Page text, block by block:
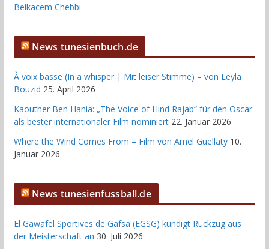
Belkacem Chebbi
News tunesienbuch.de
À voix basse (In a whisper | Mit leiser Stimme) – von Leyla
Bouzid 25. April 2026
Kaouther Ben Hania: „The Voice of Hind Rajab“ für den Oscar
als bester internationaler Film nominiert 22. Januar 2026
Where the Wind Comes From – Film von Amel Guellaty 10.
Januar 2026
News tunesienfussball.de
El Gawafel Sportives de Gafsa (EGSG) kündigt Rückzug aus
der Meisterschaft an 30. Juli 2026